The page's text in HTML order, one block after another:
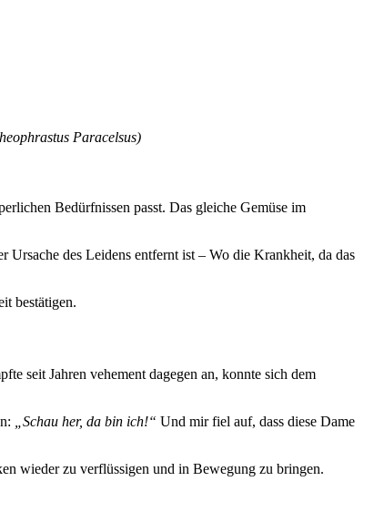
Paracelsus)
Bedürfnissen passt. Das gleiche Gemüse im
Ursache des Leidens entfernt ist – Wo die Krankheit, da das
bestätigen.
seit Jahren vehement dagegen an, konnte sich dem
„Schau her, da bin ich!“ Und mir fiel auf, dass diese Dame
wieder zu verflüssigen und in Bewegung zu bringen.